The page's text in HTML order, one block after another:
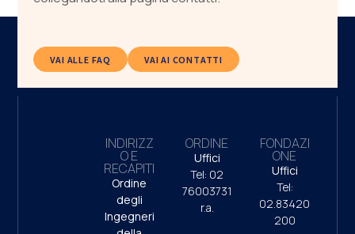
VAI ALLE FAQ VAI AI CONTATTI
INDIRIZZ
O E
RECAPITI
Ordine
degli
Ingegneri
ORDINE
Uffici
Tel: 02
76003731
r.a.
FONDAZI
ONE
Uffici
Tel:
02.83420
200